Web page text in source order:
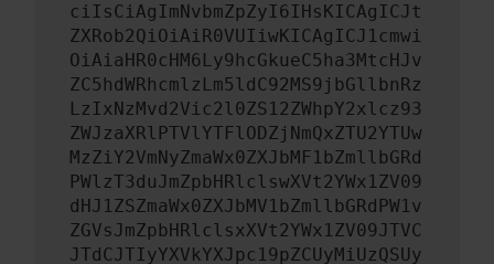
ciIsCiAgImNvbmZpZyI6IHsKICAgICJt
ZXRob2QiOiAiR0VUIiwKICAgICJ1cmwi
OiAiaHR0cHM6Ly9hcGkueC5ha3MtcHJv
ZC5hdWRhcmlzLm5ldC92MS9jbGllbnRz
LzIxNzMvd2Vic2l0ZS12ZWhpY2xlcz93
ZWJzaXRlPTVlYTFlODZjNmQxZTU2YTUw
MzZiY2VmNyZmaWx0ZXJbMF1bZmllbGRd
PWlzT3duJmZpbHRlclswXVt2YWx1ZV09
dHJ1ZSZmaWx0ZXJbMV1bZmllbGRdPW1v
ZGVsJmZpbHRlclsxXVt2YWx1ZV09JTVC
JTdCJTIyYXVkYXJpc19pZCUyMiUzQSUy